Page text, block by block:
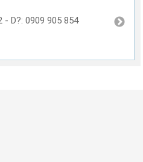
- D?: 0909 905 854